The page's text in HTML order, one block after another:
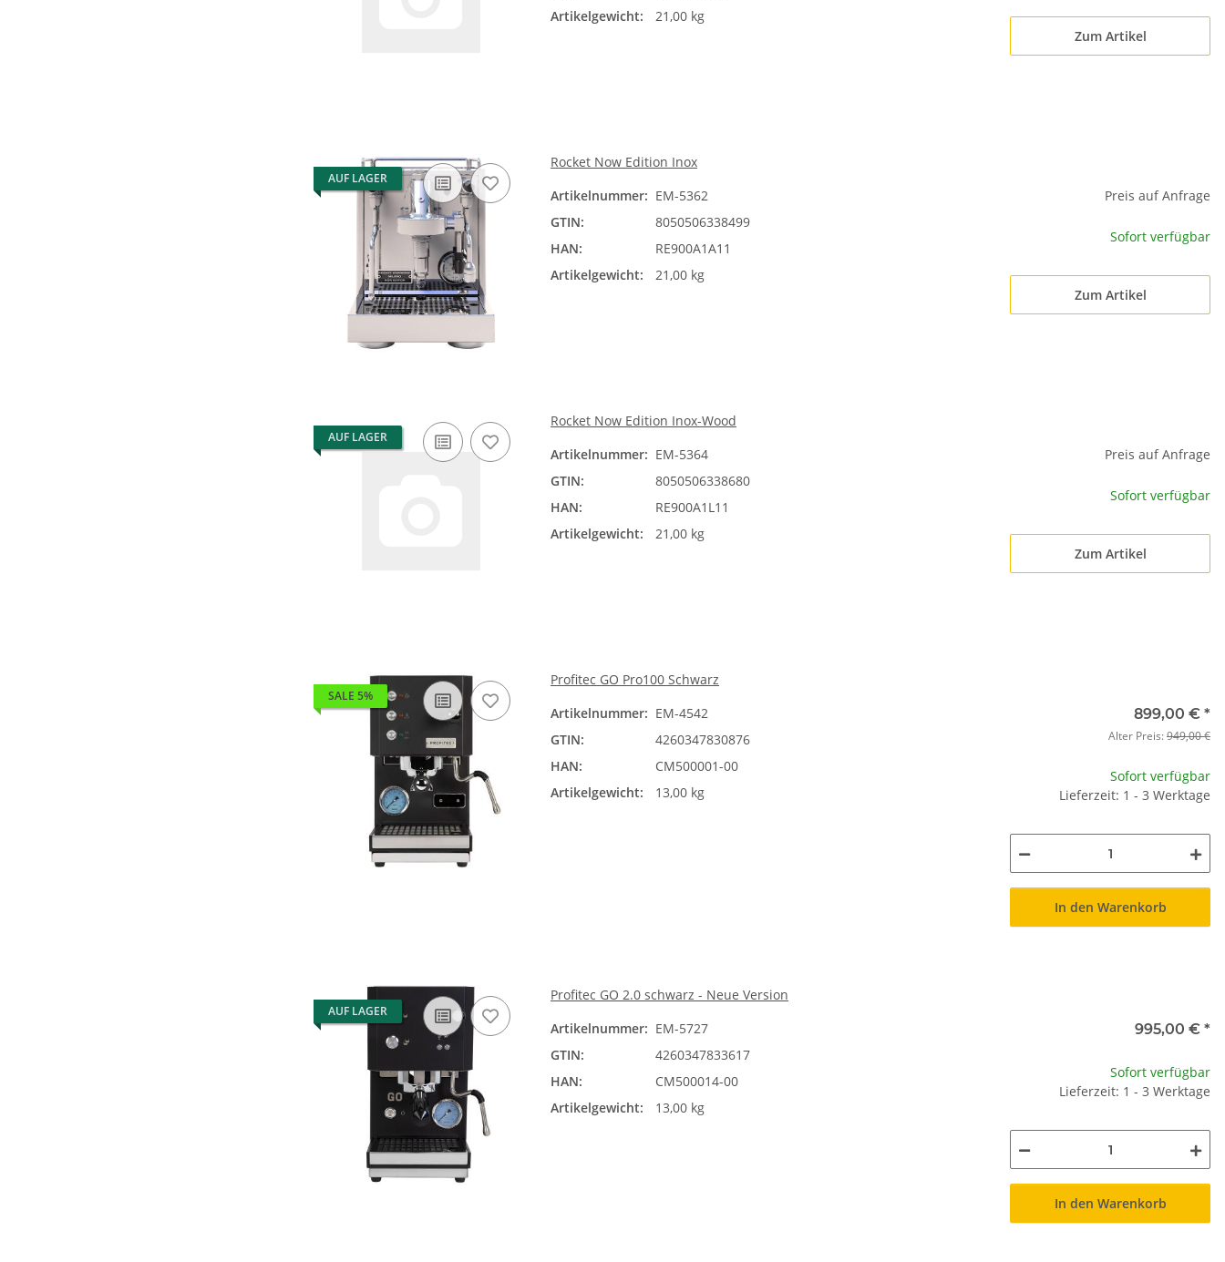
Artikelgewicht:
21,00 kg
Zum Artikel
AUF LAGER
Rocket Now Edition Inox
Artikelnummer: EM-5362
GTIN:
8050506338499
HAN:
RE900A1A11
Artikelgewicht:
21,00 kg
Preis auf Anfrage
Sofort verfügbar
Zum Artikel
AUF LAGER
Rocket Now Edition Inox-Wood
Artikelnummer: EM-5364
GTIN:
8050506338680
HAN:
RE900A1L11
Artikelgewicht:
21,00 kg
Preis auf Anfrage
Sofort verfügbar
Zum Artikel
SALE 5%
Profitec GO Pro100 Schwarz
Artikelnummer: EM-4542
GTIN:
4260347830876
HAN:
CM500001-00
Artikelgewicht:
13,00 kg
899,00 € *
Alter Preis:949,00 €
Sofort verfügbar
Lieferzeit: 1 - 3 Werktage
In den Warenkorb
AUF LAGER
Profitec GO 2.0 schwarz - Neue Version
Artikelnummer: EM-5727
GTIN:
4260347833617
HAN:
CM500014-00
Artikelgewicht:
13,00 kg
995,00 € *
Sofort verfügbar
Lieferzeit: 1 - 3 Werktage
In den Warenkorb